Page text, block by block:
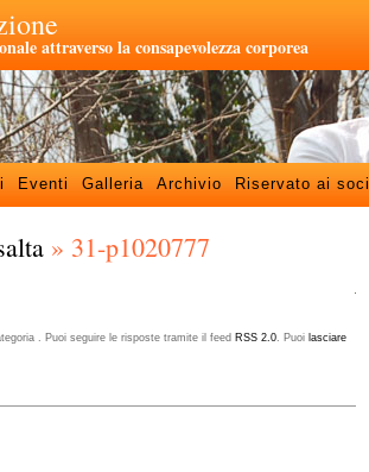
attraverso la consapevolezza corporea
Eventi Galleria Archivio Riservato ai soci
» 31-p1020777
. Puoi seguire le risposte tramite il feed RSS 2.0. Puoi lasciare